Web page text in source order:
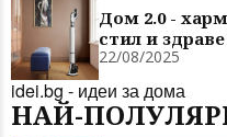
Дом 2.0 -
стил и здраве
22/08/2025
idei.bg - идеи за дома
НАЙ-